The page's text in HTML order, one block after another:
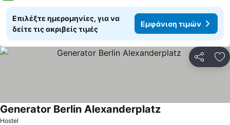
Επιλέξτε ημερομηνίες, για να
δείτε τις ακριβείς τιμές
Εμφάνιση τιμών
Hostel
Generator Berlin AlexanderplatzΕμφάνιση τιμών